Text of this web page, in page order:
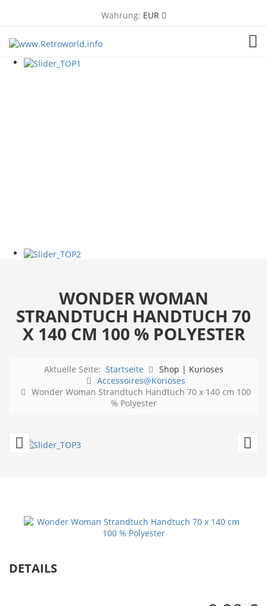
Währung: EUR
WONDER WOMAN
STRANDTUCH HANDTUCH 70
X 140 CM 100 % POLYESTER
Aktuelle Seite: Startseite
Shop | Kurioses
Accessoires@Korioses
Wonder Woman Strandtuch Handtuch 70 x 140 cm 100
% Polyester
Happy
/
x
DETAILS